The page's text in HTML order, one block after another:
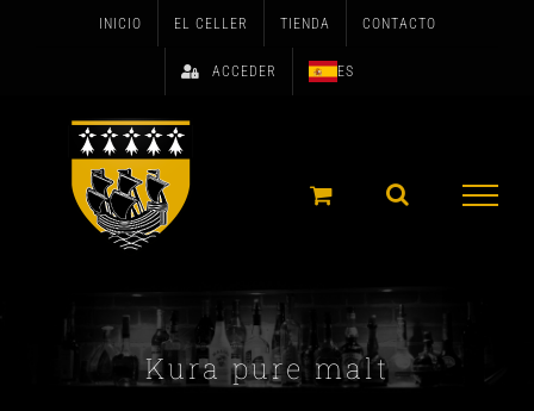
INICIO EL CELLER TIENDA CONTACTO
ACCEDER ES
Kura pure malt